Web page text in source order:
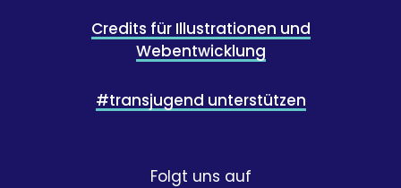
Credits für Illustrationen und
Webentwicklung
#transjugend unterstützen
Folgt uns auf